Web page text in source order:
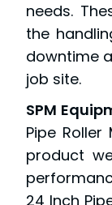
needs.
the
downtime
job site.
SPM
Pipe
product
24 Inch